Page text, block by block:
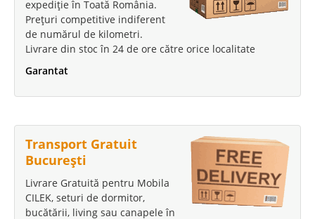
expediție în Toată România.
Prețuri competitive indiferent
de numărul de kilometri.
Livrare din stoc în 24 de ore către orice localitate
Garantat
Transport Gratuit
București
Livrare Gratuită pentru Mobila
CILEK, seturi de dormitor,
bucătării, living sau canapele în